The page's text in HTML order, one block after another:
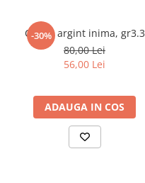
-30%
Cercei argint inima, gr3.3
80,00 Lei
56,00 Lei
ADAUGA IN COS